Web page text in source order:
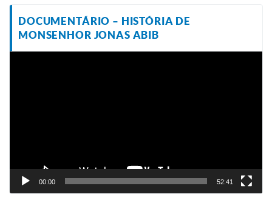
DOCUMENTÁRIO – HISTÓRIA DE
MONSENHOR JONAS ABIB
00:00 52:41